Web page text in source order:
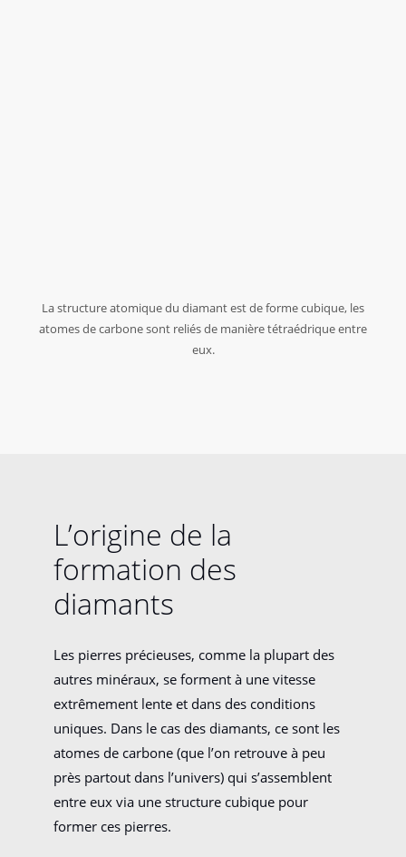
La structure atomique du diamant est de forme cubique, les
atomes de carbone sont reliés de manière tétraédrique entre
eux.
L’origine de la
formation des
diamants
Les pierres précieuses, comme la plupart des
autres minéraux, se forment à une vitesse
extrêmement lente et dans des conditions
uniques. Dans le cas des diamants, ce sont les
atomes de carbone (que l’on retrouve à peu
près partout dans l’univers) qui s’assemblent
entre eux via une structure cubique pour
former ces pierres.